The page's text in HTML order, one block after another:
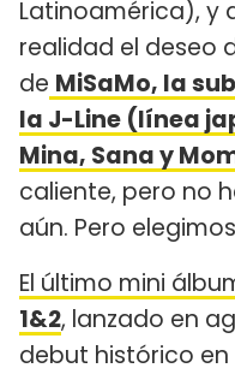
Latinoamérica), y
realidad el deseo
de MiSaMo, la
la J-Line (línea
Mina, Sana y
caliente, pero no
aún. Pero
El último mini
1&2, lanzado en
debut histórico en